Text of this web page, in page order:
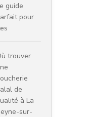
guide
pour
trouver
de
à La
sur-